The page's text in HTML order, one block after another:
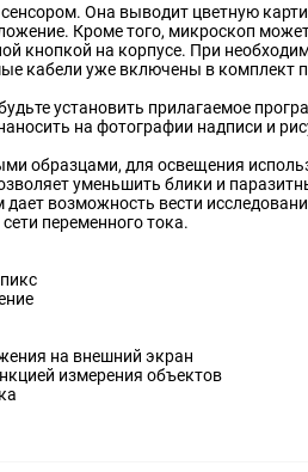
Она выводит цветную
Кроме того, микроскоп
кнопкой на корпусе. При
кабели уже включены в комплект
установить прилагаемое
на фотографии надписи и
образцами, для освещения
уменьшить блики и
возможность вести
переменного тока.
на внешний экран
измерения объектов